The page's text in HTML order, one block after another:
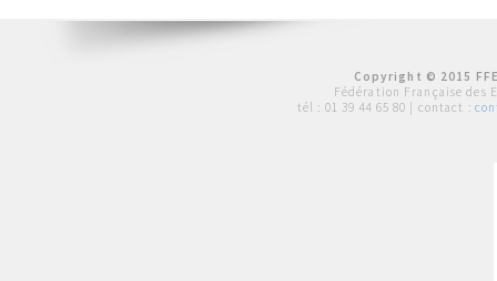
Copyright © 2015
Fédération Française des
tél : 01 39 44 65 80 | contact :